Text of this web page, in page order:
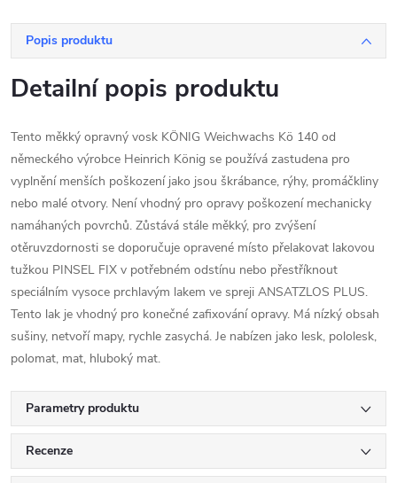
Popis produktu
Detailní popis produktu
Tento měkký opravný vosk KÖNIG Weichwachs Kö 140 od
německého výrobce Heinrich König se používá zastudena pro
vyplnění menších poškození jako jsou škrábance, rýhy, promáčkliny
nebo malé otvory. Není vhodný pro opravy poškození mechanicky
namáhaných povrchů. Zůstává stále měkký, pro zvýšení
otěruvzdornosti se doporučuje opravené místo přelakovat lakovou
tužkou PINSEL FIX v potřebném odstínu nebo přestříknout
speciálním vysoce prchlavým lakem ve spreji ANSATZLOS PLUS.
Tento lak je vhodný pro konečné zafixování opravy. Má nízký obsah
sušiny, netvoří mapy, rychle zasychá. Je nabízen jako lesk, pololesk,
polomat, mat, hluboký mat.
Parametry produktu
Recenze